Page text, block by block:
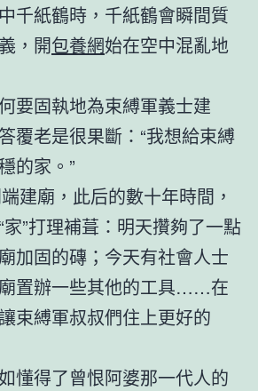
千紙鶴時，千紙鶴會瞬間質
，開包養網始在空中混亂地
要固執地為束縛軍義士建
覆老是很果斷：“我想給束縛
的家。”
建廟，此后的數十年時間，
”打理補葺：明天攢夠了一點
加固的磚；今天有社會人士
置辦一些其他的工具……在
束縛軍叔叔們住上更好的
懂得了曾恨阿婆那一代人的